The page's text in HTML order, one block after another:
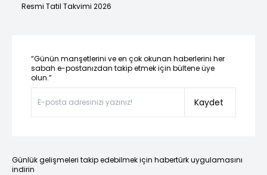
Resmi Tatil Takvimi 2026
“Günün manşetlerini ve en çok okunan haberlerini her
sabah e-postanızdan takip etmek için bültene üye
olun.”
Kaydet
Günlük gelişmeleri takip edebilmek için habertürk uygulamasını
indirin